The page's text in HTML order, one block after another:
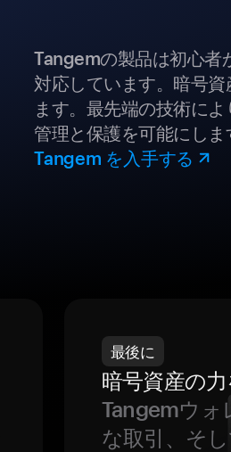
Tangemの製品は初心者
対応しています。暗号
ます。最先端の技術に
管理と保護を可能にしま
Tangem を入手する
最後に
暗号資産の
Tangemウォ
な取引、そ